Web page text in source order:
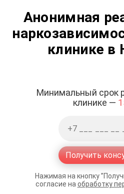
Анонимная
клинике в
Минимальный срок
клинике —
Получить
Нажимая на кнопку
согласие на обработку